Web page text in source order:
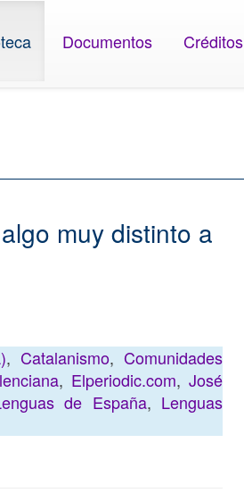
Documentos Créditos
muy distinto a
,Catalanismo,Comunidades
, Elperiodic.com,José
de España, Lenguas